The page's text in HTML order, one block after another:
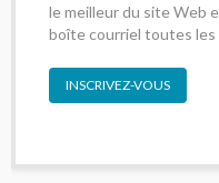
le meilleur du site Web
boîte courriel toutes les
INSCRIVEZ-VOUS